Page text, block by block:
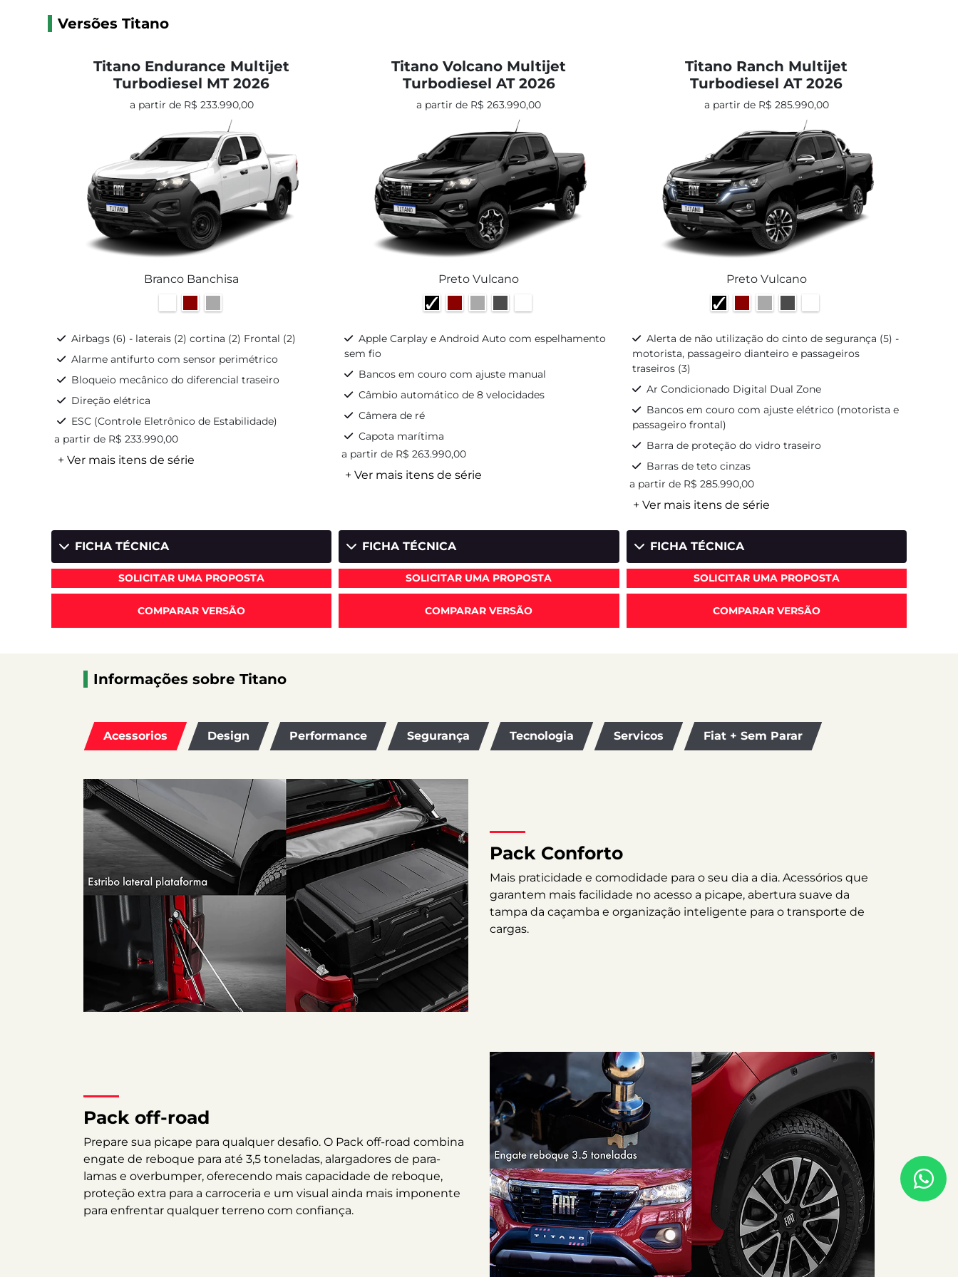
Versões Titano
Titano Endurance Multijet
Turbodiesel MT 2026
a partir de R$ 233.990,00
Branco Banchisa
Airbags (6) - laterais (2) cortina (2) Frontal (2)
Alarme antifurto com sensor perimétrico
Bloqueio mecânico do diferencial traseiro
Direção elétrica
ESC (Controle Eletrônico de Estabilidade)
a partir de R$ 233.990,00
+ Ver mais itens de série
FICHA TÉCNICA
SOLICITAR UMA PROPOSTA
COMPARAR VERSÃO
Titano Volcano Multijet
Turbodiesel AT 2026
a partir de R$ 263.990,00
Preto Vulcano
Apple Carplay e Android Auto com espelhamento
sem fio
Bancos em couro com ajuste manual
Câmbio automático de 8 velocidades
Câmera de ré
Capota marítima
a partir de R$ 263.990,00
+ Ver mais itens de série
FICHA TÉCNICA
SOLICITAR UMA PROPOSTA
COMPARAR VERSÃO
Titano Ranch Multijet
Turbodiesel AT 2026
a partir de R$ 285.990,00
Preto Vulcano
Alerta de não utilização do cinto de segurança (5) -
motorista, passageiro dianteiro e passageiros
traseiros (3)
Ar Condicionado Digital Dual Zone
Bancos em couro com ajuste elétrico (motorista e
passageiro frontal)
Barra de proteção do vidro traseiro
Barras de teto cinzas
a partir de R$ 285.990,00
+ Ver mais itens de série
FICHA TÉCNICA
SOLICITAR UMA PROPOSTA
COMPARAR VERSÃO
Informações sobre Titano
Acessorios Design Performance Segurança Tecnologia Servicos Fiat + Sem Parar
Pack Conforto
Mais praticidade e comodidade para o seu dia a dia. Acessórios que
garantem mais facilidade no acesso a picape, abertura suave da
tampa da caçamba e organização inteligente para o transporte de
cargas.
Pack off-road
Prepare sua picape para qualquer desafio. O Pack off-road combina
engate de reboque para até 3,5 toneladas, alargadores de para-
lamas e overbumper, oferecendo mais capacidade de reboque,
proteção extra para a carroceria e um visual ainda mais imponente
para enfrentar qualquer terreno com confiança.